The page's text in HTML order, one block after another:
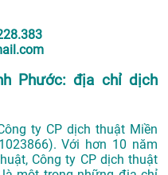
Phước: địa chỉ dịch
ty CP dịch thuật Miền
Với hơn 10 năm
Công ty CP dịch thuật